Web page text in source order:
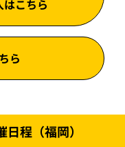
こちら
ら
程（福岡）